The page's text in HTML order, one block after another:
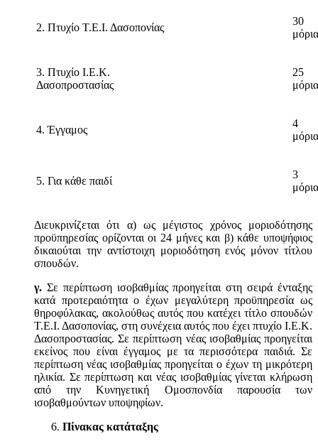
2. Πτυχίο Τ.Ε.Ι. Δασοπονίας
30
μόρια
3. Πτυχίο Ι.Ε.Κ.
Δασοπροστασίας
25
μόρια
4. Έγγαμος
4
μόρια
5. Για κάθε παιδί
3
μόρια
Διευκρινίζεται ότι α) ως μέγιστος χρόνος μοριοδότησης
προϋπηρεσίας ορίζονται οι 24 μήνες και β) κάθε υποψήφιος
δικαιούται την αντίστοιχη μοριοδότηση ενός μόνον τίτλου
σπουδών.
γ. Σε περίπτωση ισοβαθμίας προηγείται στη σειρά ένταξης
κατά προτεραιότητα ο έχων μεγαλύτερη προϋπηρεσία ως
θηροφύλακας, ακολούθως αυτός που κατέχει τίτλο σπουδών
Τ.Ε.Ι. Δασοπονίας, στη συνέχεια αυτός που έχει πτυχίο Ι.Ε.Κ.
Δασοπροστασίας. Σε περίπτωση νέας ισοβαθμίας προηγείται
εκείνος που είναι έγγαμος με τα περισσότερα παιδιά. Σε
περίπτωση νέας ισοβαθμίας προηγείται ο έχων τη μικρότερη
ηλικία. Σε περίπτωση και νέας ισοβαθμίας γίνεται κλήρωση
από την Κυνηγετική Ομοσπονδία παρουσία των
ισοβαθμούντων υποψηφίων.
Πίνακας κατάταξης